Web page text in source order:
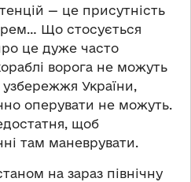
— це присутність
Що стосується
це дуже часто
ворога не можуть
узбережжя України,
оперувати не можуть.
щоб
там маневрувати.
на зараз північну